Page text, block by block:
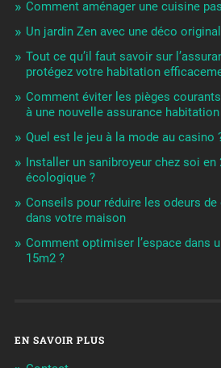
Comment aménager une cuisine
Un jardin Zen avec une déco
Tout ce qu’il faut savoir sur
protégez votre habitation
Comment éviter les pièges
à une nouvelle assurance habitation
Quel est le jeu à la mode au casino
Installer un sanibroyeur chez soi en
écologique ?
Conseils pour réduire les odeurs
dans votre maison
Comment optimiser l’espace dans
15m2 ?
EN SAVOIR PLUS